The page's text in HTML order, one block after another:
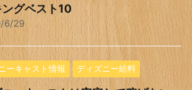
グベスト10
6/29
ーキャスト情報 ディズニー給料